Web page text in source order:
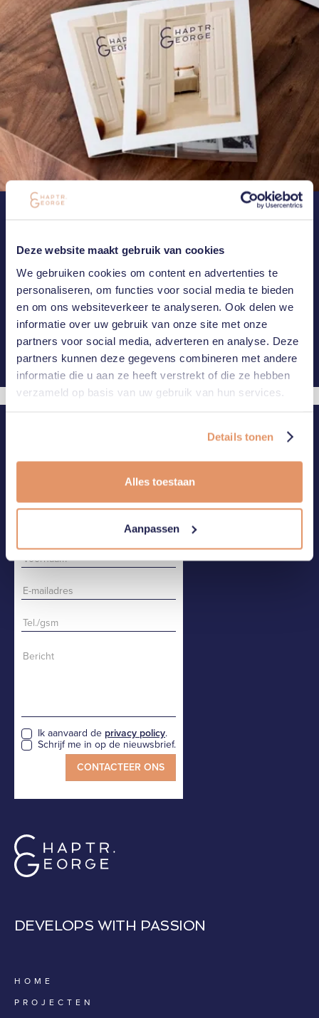
Deze website maakt gebruik van cookies
We gebruiken cookies om content en advertenties te
personaliseren, om functies voor social media te bieden
en om ons websiteverkeer te analyseren. Ook delen we
informatie over uw gebruik van onze site met onze
partners voor social media, adverteren en analyse. Deze
partners kunnen deze gegevens combineren met andere
informatie die u aan ze heeft verstrekt of die ze hebben
verzameld op basis van uw gebruik van hun services.
Details tonen
Alles toestaan
Aanpassen
MAIL OF BEL ONS
Heb je een vraag of ben je geïnteresseerd in één van onze
projecten? Laat het ons weten. Wij nemen zo spoedig mogelijk
contact met jou op.
CONNECT WITH US
CONTACTEER ONS
Ik aanvaard de privacy policy.
Schrijf me in op de nieuwsbrief.
DEVELOPS WITH PASSION
HOME
PROJECTEN